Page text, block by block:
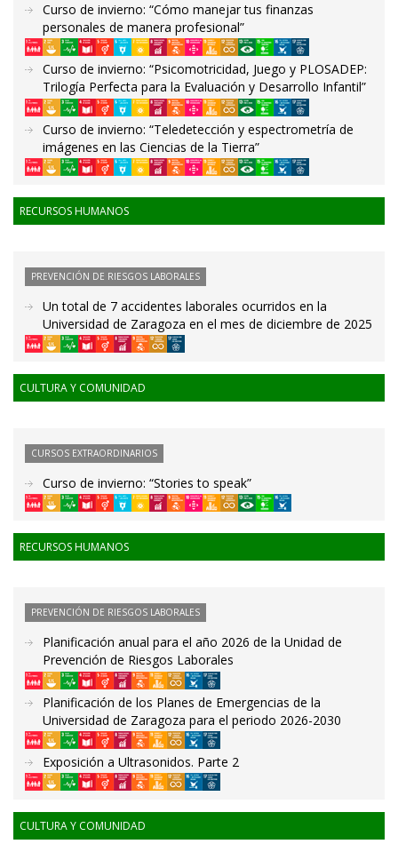
Curso de invierno: “Cómo manejar tus finanzas
personales de manera profesional”
Curso de invierno: “Psicomotricidad, Juego y PLOSADEP:
Trilogía Perfecta para la Evaluación y Desarrollo Infantil”
Curso de invierno: “Teledetección y espectrometría de
imágenes en las Ciencias de la Tierra”
RECURSOS HUMANOS
PREVENCIÓN DE RIESGOS LABORALES
Un total de 7 accidentes laborales ocurridos en la
Universidad de Zaragoza en el mes de diciembre de 2025
CULTURA Y COMUNIDAD
CURSOS EXTRAORDINARIOS
Curso de invierno: “Stories to speak”
RECURSOS HUMANOS
PREVENCIÓN DE RIESGOS LABORALES
Planificación anual para el año 2026 de la Unidad de
Prevención de Riesgos Laborales
Planificación de los Planes de Emergencias de la
Universidad de Zaragoza para el periodo 2026-2030
Exposición a Ultrasonidos. Parte 2
CULTURA Y COMUNIDAD